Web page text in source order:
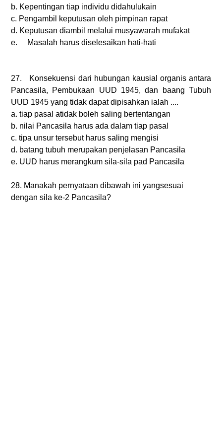
b. Kepentingan tiap individu didahulukain
c. Pengambil keputusan oleh pimpinan rapat
d. Keputusan diambil melalui musyawarah mufakat
e. Masalah harus diselesaikan hati-hati
27. Konsekuensi dari hubungan kausial organis antara
Pancasila, Pembukaan UUD 1945, dan baang Tubuh
UUD 1945 yang tidak dapat dipisahkan ialah ....
a. tiap pasal atidak boleh saling bertentangan
b. nilai Pancasila harus ada dalam tiap pasal
c. tipa unsur tersebut harus saling mengisi
d. batang tubuh merupakan penjelasan Pancasila
e. UUD harus merangkum sila-sila pad Pancasila
28. Manakah pernyataan dibawah ini yangsesuai
dengan sila ke-2 Pancasila?